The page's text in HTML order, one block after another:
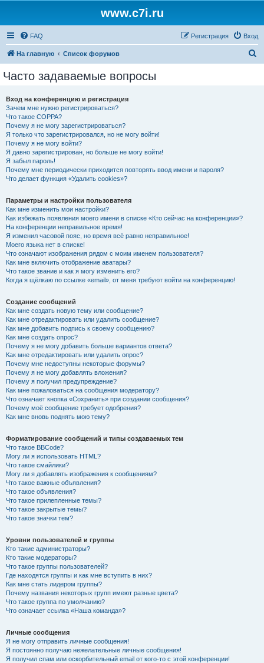
www.c7i.ru
FAQ Вход
Регистрация
На главную Список форумов
Часто задаваемые вопросы
Вход на конференцию и регистрация
Зачем мне нужно регистрироваться?
Что такое COPPA?
Почему я не могу зарегистрироваться?
Я только что зарегистрировался, но не могу войти!
Почему я не могу войти?
Я давно зарегистрирован, но больше не могу войти!
Я забыл пароль!
Почему мне периодически приходится повторять ввод имени и пароля?
Что делает функция «Удалить cookies»?
Параметры и настройки пользователя
Как мне изменить мои настройки?
Как избежать появления моего имени в списке «Кто сейчас на конференции»?
На конференции неправильное время!
Я изменил часовой пояс, но время всё равно неправильное!
Моего языка нет в списке!
Что означают изображения рядом с моим именем пользователя?
Как мне включить отображение аватары?
Что такое звание и как я могу изменить его?
Когда я щёлкаю по ссылке «email», от меня требуют войти на конференцию!
Создание сообщений
Как мне создать новую тему или сообщение?
Как мне отредактировать или удалить сообщение?
Как мне добавить подпись к своему сообщению?
Как мне создать опрос?
Почему я не могу добавить больше вариантов ответа?
Как мне отредактировать или удалить опрос?
Почему мне недоступны некоторые форумы?
Почему я не могу добавлять вложения?
Почему я получил предупреждение?
Как мне пожаловаться на сообщения модератору?
Что означает кнопка «Сохранить» при создании сообщения?
Почему моё сообщение требует одобрения?
Как мне вновь поднять мою тему?
Форматирование сообщений и типы создаваемых тем
Что такое BBCode?
Могу ли я использовать HTML?
Что такое смайлики?
Могу ли я добавлять изображения к сообщениям?
Что такое важные объявления?
Что такое объявления?
Что такое прилепленные темы?
Что такое закрытые темы?
Что такое значки тем?
Уровни пользователей и группы
Кто такие администраторы?
Кто такие модераторы?
Что такое группы пользователей?
Где находятся группы и как мне вступить в них?
Как мне стать лидером группы?
Почему названия некоторых групп имеют разные цвета?
Что такое группа по умолчанию?
Что означает ссылка «Наша команда»?
Личные сообщения
Я не могу отправить личные сообщения!
Я постоянно получаю нежелательные личные сообщения!
Я получил спам или оскорбительный email от кого-то с этой конференции!